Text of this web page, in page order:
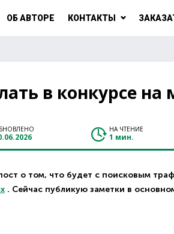
ОБ АВТОРЕ КОНТАКТЫ
в конкурсе
НА ЧТЕНИЕ
1 мин.
о том, что будет с поисковым
. Сейчас публикую заметки в